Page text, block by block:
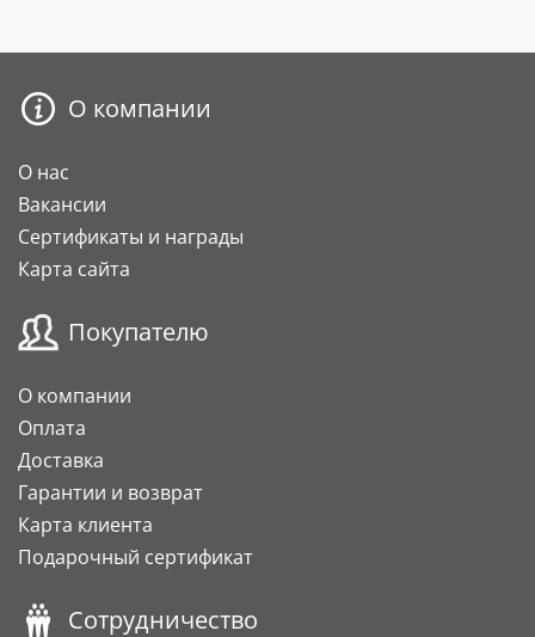
О компании
О нас
Вакансии
Сертификаты и награды
Карта сайта
Покупателю
О компании
Оплата
Доставка
Гарантии и возврат
Карта клиента
Подарочный сертификат
Сотрудничество